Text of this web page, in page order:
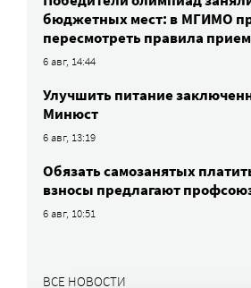
бюджетных мест: в МГИМО
пересмотреть правила
6 авг, 14:44
Улучшить питание
Минюст
6 авг, 13:19
Обязать самозанятых
взносы предлагают
6 авг, 10:51
ВСЕ НОВОСТИ